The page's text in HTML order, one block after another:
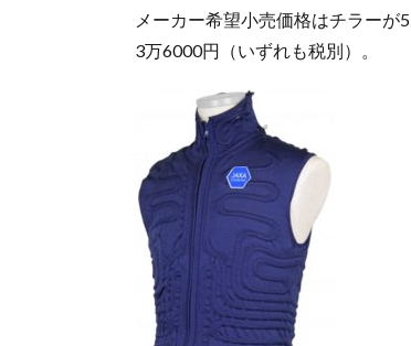
メーカー希望小売価格はチラー
3万6000円（いずれも税別）。